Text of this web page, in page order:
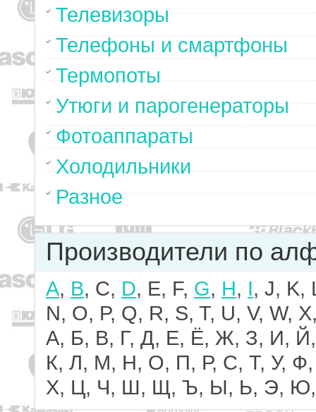
Телевизоры
Телефоны и смартфоны
Термопоты
Утюги и парогенераторы
Фотоаппараты
Холодильники
Разное
Производители по
A, B, C, D, E, F, G, H, I, J, K,
N, O, P, Q, R, S, T, U, V, W,
А, Б, В, Г, Д, Е, Ё, Ж, З, И, Й,
К, Л, М, Н, О, П, Р, С, Т, У, Ф,
Х, Ц, Ч, Ш, Щ, Ъ, Ы, Ь, Э,